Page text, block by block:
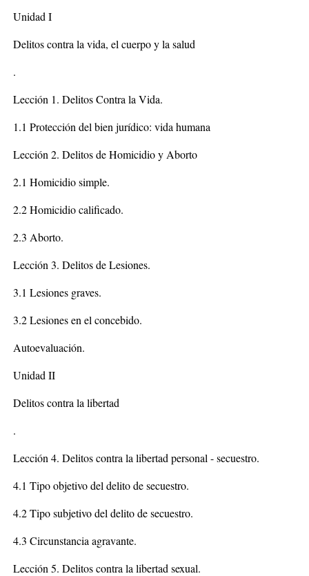
Unidad I
Delitos contra la vida, el cuerpo y la salud
.
Lección 1. Delitos Contra la Vida.
1.1 Protección del bien jurídico: vida humana
Lección 2. Delitos de Homicidio y Aborto
2.1 Homicidio simple.
2.2 Homicidio calificado.
2.3 Aborto.
Lección 3. Delitos de Lesiones.
3.1 Lesiones graves.
3.2 Lesiones en el concebido.
Autoevaluación.
Unidad II
Delitos contra la libertad
.
Lección 4. Delitos contra la libertad personal - secuestro.
4.1 Tipo objetivo del delito de secuestro.
4.2 Tipo subjetivo del delito de secuestro.
4.3 Circunstancia agravante.
Lección 5. Delitos contra la libertad sexual.